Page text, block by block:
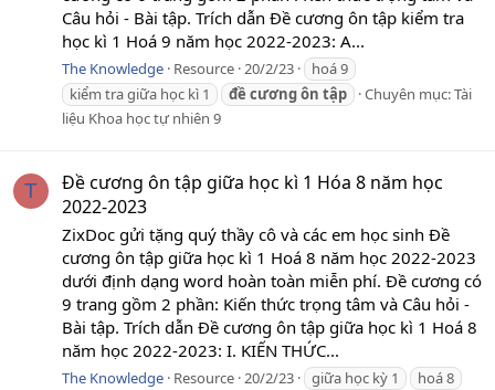
Câu hỏi - Bài tập. Trích dẫn Đề cương ôn tập kiểm tra
học kì 1 Hoá 9 năm học 2022-2023: A...
The Knowledge Resource 20/2/23
hoá 9
kiểm tra giữa học kì 1
đề cươngôn tập Chuyên mục:Tài
liệu Khoa học tự nhiên 9
T
Đề cương ôn tập giữa học kì 1 Hóa 8 năm học
2022-2023
ZixDoc gửi tặng quý thầy cô và các em học sinh Đề
cương ôn tập giữa học kì 1 Hoá 8 năm học 2022-2023
dưới định dạng word hoàn toàn miễn phí. Đề cương có
9 trang gồm 2 phần: Kiến thức trọng tâm và Câu hỏi -
Bài tập. Trích dẫn Đề cương ôn tập giữa học kì 1 Hoá 8
năm học 2022-2023: I. KIẾN THỨC...
The Knowledge Resource 20/2/23 giữa học kỳ 1
hoá 8